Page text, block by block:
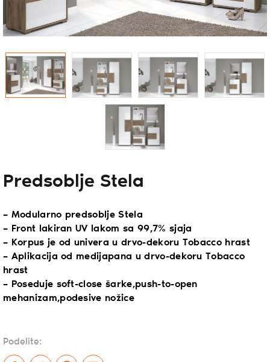
Predsoblje Stela
– Modularno predsoblje Stela
– Front lakiran UV lakom sa 99,7% sjaja
– Korpus je od univera u drvo-dekoru Tobacco hrast
– Aplikacija od medijapana u drvo-dekoru Tobacco
hrast
– Poseduje soft-close šarke,push-to-open
mehanizam,podesive nožice
Podelite: